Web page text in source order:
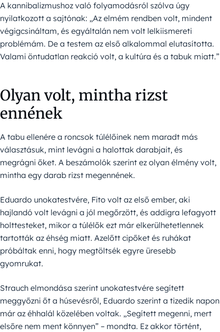
A kannibalizmushoz való folyamodásról szólva úgy
nyilatkozott a sajtónak: „Az elmém rendben volt, mindent
végigcsináltam, és egyáltalán nem volt lelkiismereti
problémám. De a testem az első alkalommal elutasította.
Valami öntudatlan reakció volt, a kultúra és a tabuk miatt.”
Olyan volt, mintha rizst
ennének
A tabu ellenére a roncsok túlélőinek nem maradt más
választásuk, mint levágni a halottak darabjait, és
megrágni őket. A beszámolók szerint ez olyan élmény volt,
mintha egy darab rizst megennének.
Eduardo unokatestvére, Fito volt az első ember, aki
hajlandó volt levágni a jól megőrzött, és addigra lefagyott
holttesteket, mikor a túlélők ezt már elkerülhetetlennek
tartották az éhség miatt. Azelőtt cipőket és ruhákat
próbáltak enni, hogy megtöltsék egyre üresebb
gyomrukat.
Strauch elmondása szerint unokatestvére segített
meggyőzni őt a húsevésről, Eduardo szerint a tizedik napon
már az éhhalál közelében voltak. „Segített megenni, mert
elsőre nem ment könnyen” – mondta. Ez akkor történt,